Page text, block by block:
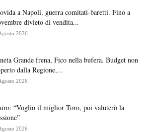
a Napoli, guerra comitati-baretti. Fino a
divieto di vendita...
2026
Grande frena, Fico nella bufera. Budget non
dalla Regione,...
2026
“Voglio il miglior Toro, poi valuterò la
2026